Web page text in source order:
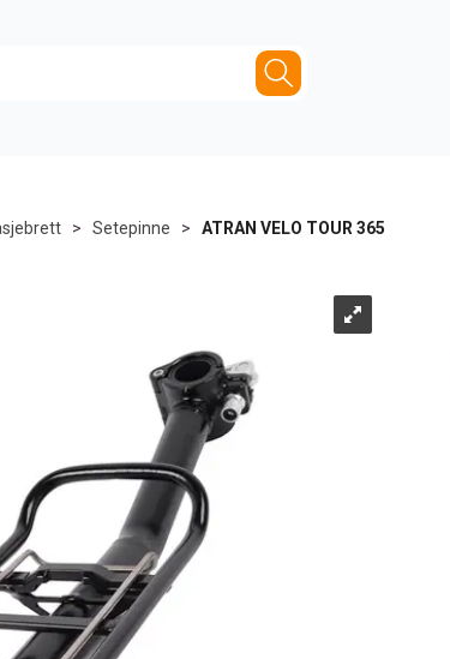
> Setepinne > ATRAN VELO TOUR 365